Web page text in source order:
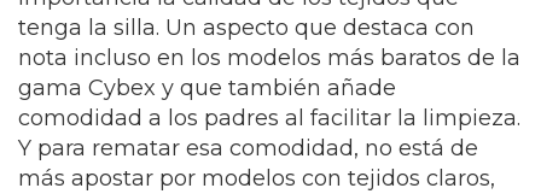
tenga la silla. Un aspecto que destaca con
nota incluso en los modelos más baratos de la
gama Cybex y que también añade
comodidad a los padres al facilitar la limpieza.
Y para rematar esa comodidad, no está de
más apostar por modelos con tejidos claros,